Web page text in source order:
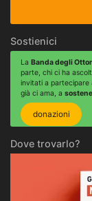
Sostienici
La Banda degli
parte, chi ci ha
invitati a partecipare
già ci ama, a
donazioni
Dove trovarlo?